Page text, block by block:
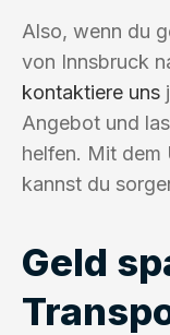
Also, wenn du
von Innsbruck
kontaktiere uns
Angebot und
helfen. Mit dem
kannst du
Geld